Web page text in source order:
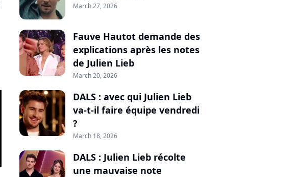
March 27, 2026
Fauve Hautot demande des
explications après les notes
de Julien Lieb
March 20, 2026
DALS : avec qui Julien Lieb
va-t-il faire équipe vendredi
?
March 18, 2026
DALS : Julien Lieb récolte
une mauvaise note